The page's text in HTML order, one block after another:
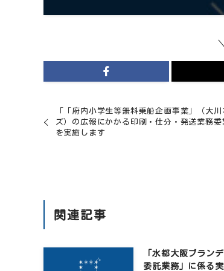
「「府内小学生等無料乗船企画事業」（大川
ズ）の広報にかかる印刷・仕分・発送業務
を実施します
関連記事
「水都大阪ブラン
委託業務」に係る